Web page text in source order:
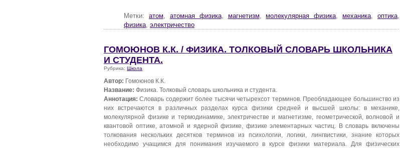
Метки: атом атомная физика, магнетизм ,молекулярная физика ,механика оптика
физика электричество
ГОМОЮНОВ К.К. / ФИЗИКА. ТОЛКОВЫЙ СЛОВАРЬ ШКОЛЬНИКА
И СТУДЕНТА.
Рубрика: Школа
Автор: Гомоюнов К.К.
Название: Физика. Толковый словарь школьника и студента.
Аннотация: Словарь содержит более тысячи четырехсот терминов. Преобладающее большинство из
них встречаются в различных разделах курса физики средней и высшей школы: в механике,
молекулярной физике и термодинамике, электричестве и магнетизме, геометрической, волновой и
квантовой оптике, атомной и ядерной физике, физике элементарных частиц. В словарь включены
толкования нескольких десятков терминов из психологии, логики, лингвистики, знание которых
необходимо учащимся для понимания изучаемого в курсе физики материала. Для физических